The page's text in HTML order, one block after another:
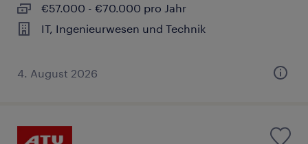
€57.000 - €70.000 pro Jahr
IT, Ingenieurwesen und Technik
4. August 2026